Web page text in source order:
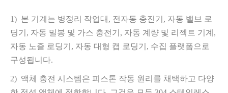
1) 본 기계는 병정리 작업대, 전자동 충진기, 자동 밸브 로
딩기, 자동 밀봉 및 가스 충전기, 자동 계량 및 리젝트 기계,
자동 노즐 로딩기, 자동 대형 캡 로딩기, 수집 플랫폼으로
구성됩니다.
2) 액체 충전 시스템은 피스톤 작동 원리를 채택하고 다양